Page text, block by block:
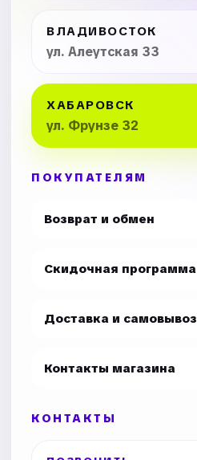
ВЛАДИВОСТОК
ул. Алеутская 33
ХАБАРОВСК
ул. Фрунзе 32
ПОКУПАТЕЛЯМ
Возврат и обмен
Скидочная программа
Доставка и самовывоз
Контакты магазина
КОНТАКТЫ